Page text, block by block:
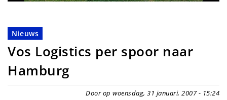
Nieuws
Vos Logistics per spoor naar
Hamburg
Door op woensdag, 31 januari, 2007 - 15:24